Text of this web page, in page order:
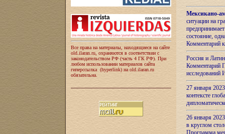
Все права на материалы, находящиеся на сайте
old.ilaran.ru, охраняются в соответствии с
законодательством РФ (часть 4 ГК РФ). При
любом использовании материалов сайта
гиперссылка (hyperlink) на old.ilaran.ru
обязательна.
Мексикано-
ситуации на
состояние,
Комментарий
Россия и
Комментарий
27 января
контексте
26 января
в круглом
Программа